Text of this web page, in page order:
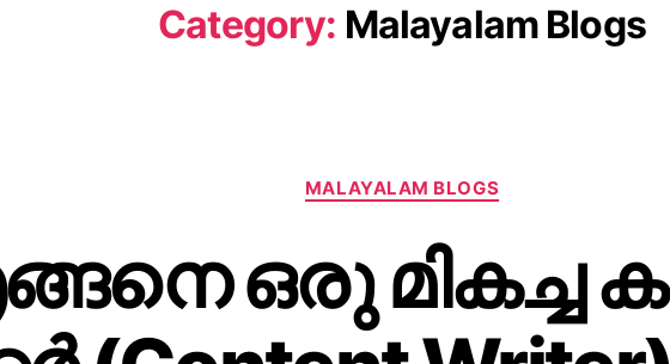
Category: Malayalam Blogs
MALAYALAM BLOGS
ഒരു മികച്ച